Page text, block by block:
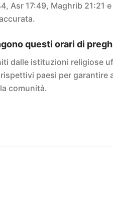
Asr 17:49, Maghrib 21:21
questi orari di
dalle istituzioni religiose
paesi per garantire
comunità.